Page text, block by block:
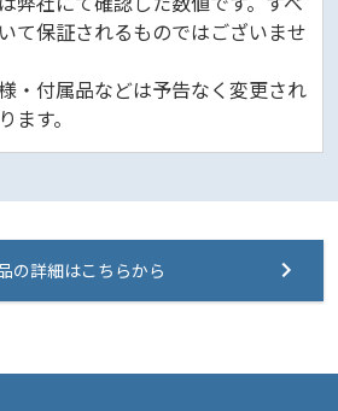
て保証されるものではございませ
・付属品などは予告なく変更され
ます。
の詳細はこちらから